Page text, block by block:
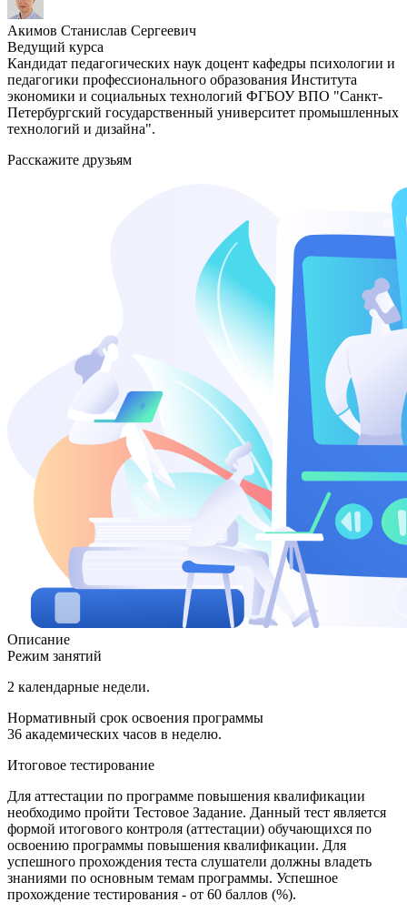
Акимов Станислав Сергеевич
Ведущий курса
Кандидат педагогических наук доцент кафедры психологии и
педагогики профессионального образования Института
экономики и социальных технологий ФГБОУ ВПО "Санкт-
Петербургский государственный университет промышленных
технологий и дизайна".
Расскажите друзьям
Описание
Режим занятий
2 календарные недели.
Нормативный срок освоения программы
36 академических часов в неделю.
Итоговое тестирование
Для аттестации по программе повышения квалификации
необходимо пройти Тестовое Задание. Данный тест является
формой итогового контроля (аттестации) обучающихся по
освоению программы повышения квалификации. Для
успешного прохождения теста слушатели должны владеть
знаниями по основным темам программы. Успешное
прохождение тестирования - от 60 баллов (%).